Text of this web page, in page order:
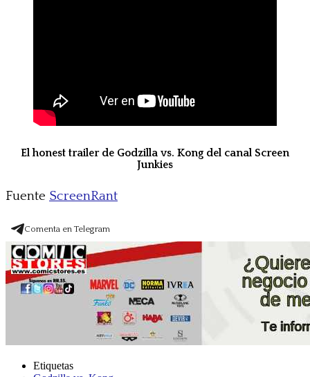
El honest trailer de Godzilla vs. Kong del canal Screen
Junkies
Fuente ScreenRant
Comenta en Telegram
Etiquetas